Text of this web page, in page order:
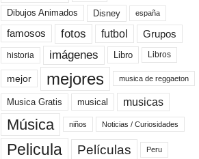
Dibujos Animados Disney españa
famosos fotos futbol Grupos
historia imágenes Libro Libros
mejor mejores musica de reggaeton
Musica Gratis musical musicas
Música niños Noticias / Curiosidades
Pelicula Películas Peru